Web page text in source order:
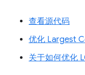
查看源代码
优化 Largest
关于如何优化